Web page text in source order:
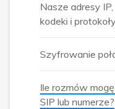
Nasze adresy
kodeki i protokoły
Szyfrowanie
Ile rozmów
SIP lub numerze?